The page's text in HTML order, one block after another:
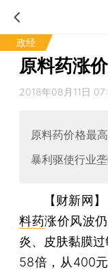
政经
原料药涨
2018年08月11日
原料药价格最
暴利驱使行业
【财新网
料药涨价风波
炎、皮肤黏膜
58倍，从400